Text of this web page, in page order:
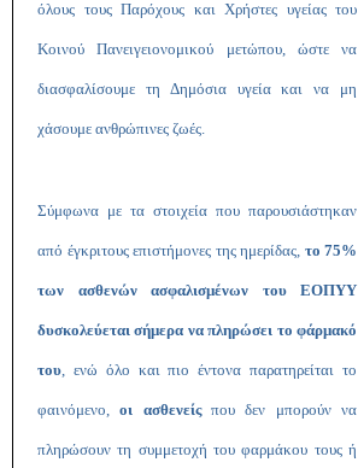
όλους τους Παρόχους και Χρήστες υγείας του
Κοινού Πανειγειονομικού μετώπου, ώστε να
διασφαλίσουμε τη Δημόσια υγεία και να μη
χάσουμε ανθρώπινες ζωές.
Σύμφωνα με τα στοιχεία που παρουσιάστηκαν
από έγκριτους επιστήμονες της ημερίδας, το 75%
των ασθενών ασφαλισμένων του ΕΟΠΥΥ
δυσκολεύεται σήμερα να πληρώσει το φάρμακό
του, ενώ όλο και πιο έντονα παρατηρείται το
φαινόμενο,οι ασθενείςπου δεν μπορούν να
πληρώσουν τη συμμετοχή του φαρμάκου τους ή